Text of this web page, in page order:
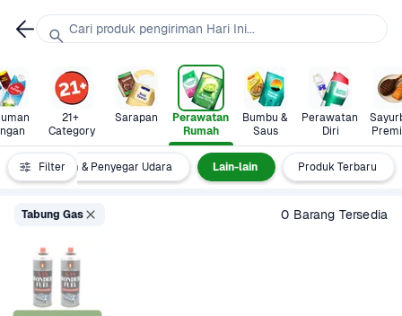
21+
Category
Sarapan
Perawatan
Rumah
Bumbu &
Saus
Perawatan
Diri
Filter
Pengharum & Penyegar Udara Lain-lain Produk Terbaru
Tabung Gas 0 Barang Tersedia
Cari produk pengiriman Hari Ini...